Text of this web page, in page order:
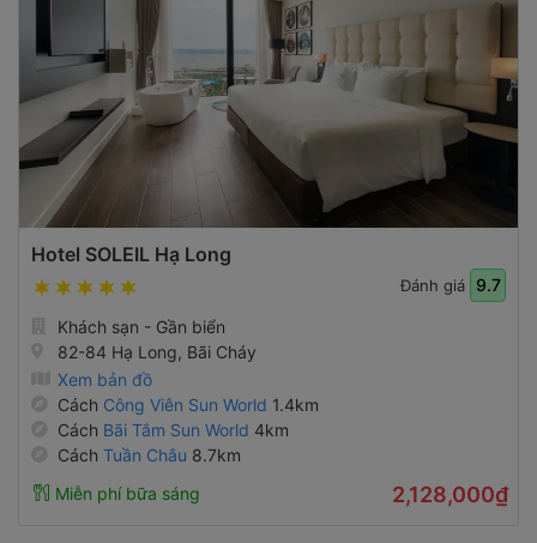
Hotel SOLEIL Hạ Long
Đánh giá 9.7
Khách sạn - Gần biển
82-84 Hạ Long, Bãi Cháy
Xem bản đồ
Cách Công Viên Sun World 1.4km
Cách Bãi Tắm Sun World 4km
Cách Tuần Châu 8.7km
Miễn phí bữa sáng
2,128,000₫